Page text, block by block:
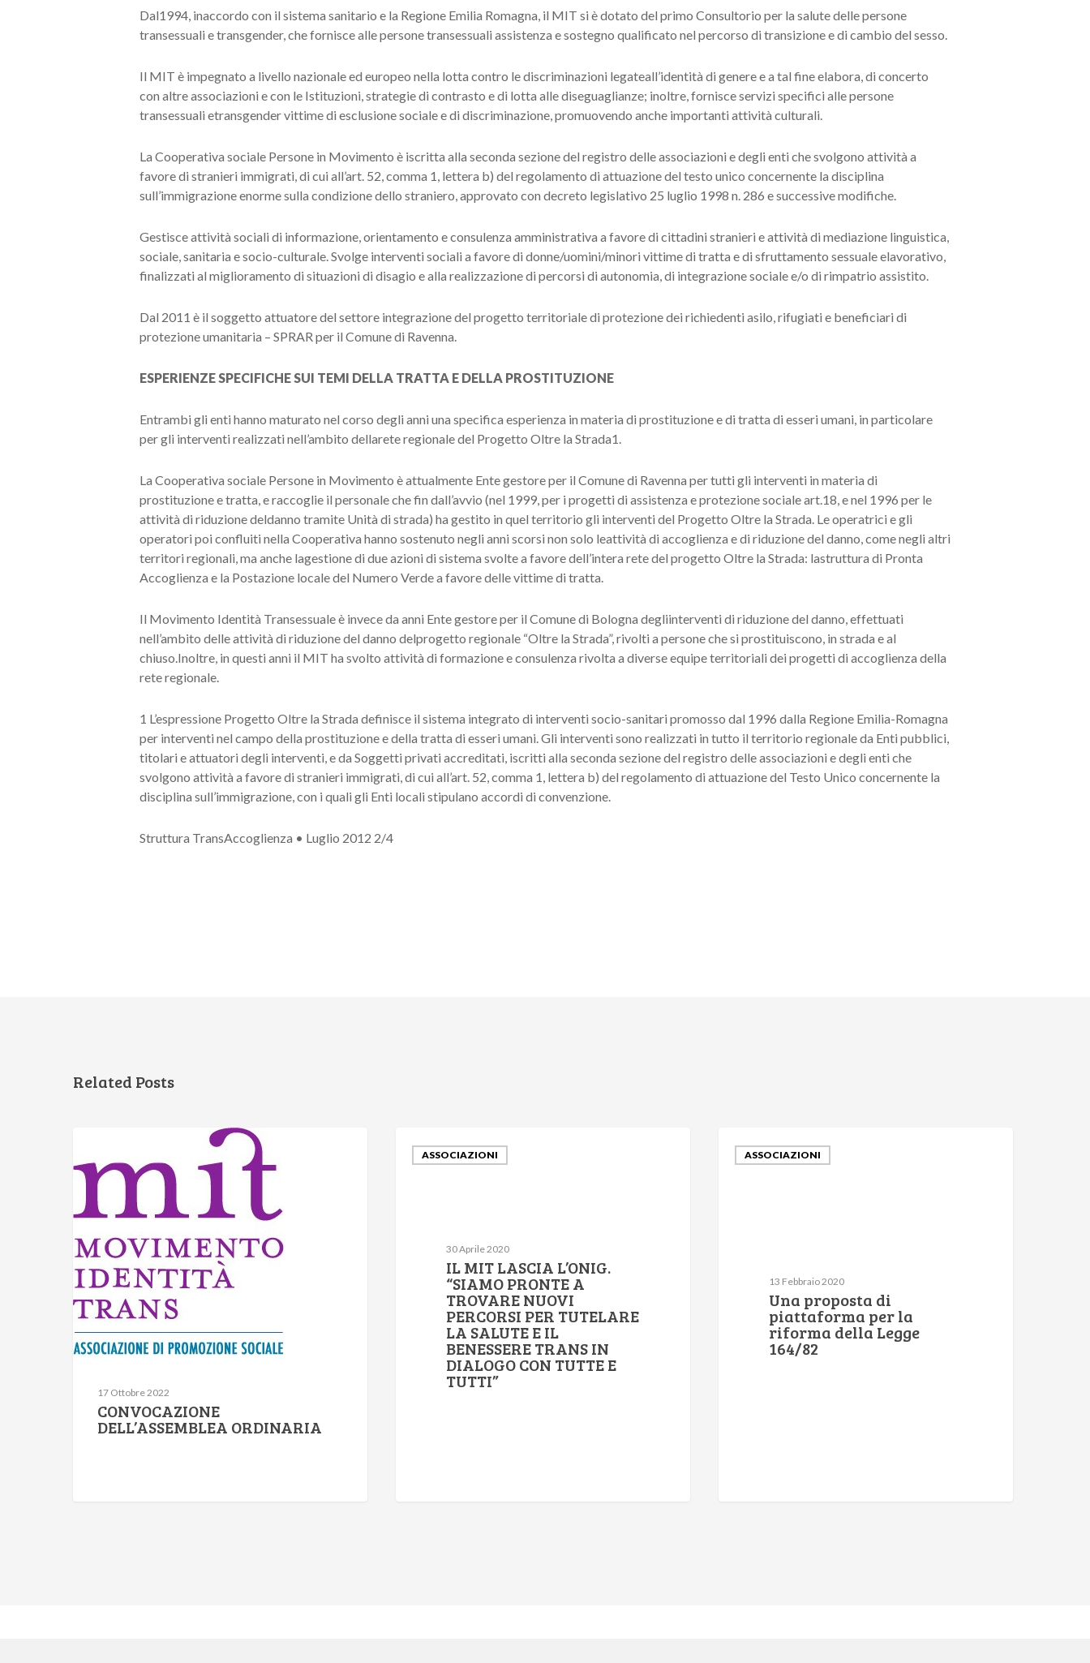
Dal1994, inaccordo con il sistema sanitario e la Regione Emilia Romagna, il MIT si è dotato del primo Consultorio per la salute delle persone
transessuali e transgender, che fornisce alle persone transessuali assistenza e sostegno qualificato nel percorso di transizione e di cambio del sesso.
Il MIT è impegnato a livello nazionale ed europeo nella lotta contro le discriminazioni legateall’identità di genere e a tal fine elabora, di concerto
con altre associazioni e con le Istituzioni, strategie di contrasto e di lotta alle diseguaglianze; inoltre, fornisce servizi specifici alle persone
transessuali etransgender vittime di esclusione sociale e di discriminazione, promuovendo anche importanti attività culturali.
La Cooperativa sociale Persone in Movimento è iscritta alla seconda sezione del registro delle associazioni e degli enti che svolgono attività a
favore di stranieri immigrati, di cui all’art. 52, comma 1, lettera b) del regolamento di attuazione del testo unico concernente la disciplina
sull’immigrazione enorme sulla condizione dello straniero, approvato con decreto legislativo 25 luglio 1998 n. 286 e successive modifiche.
Gestisce attività sociali di informazione, orientamento e consulenza amministrativa a favore di cittadini stranieri e attività di mediazione linguistica,
sociale, sanitaria e socio-culturale. Svolge interventi sociali a favore di donne/uomini/minori vittime di tratta e di sfruttamento sessuale elavorativo,
finalizzati al miglioramento di situazioni di disagio e alla realizzazione di percorsi di autonomia, di integrazione sociale e/o di rimpatrio assistito.
Dal 2011 è il soggetto attuatore del settore integrazione del progetto territoriale di protezione dei richiedenti asilo, rifugiati e beneficiari di
protezione umanitaria – SPRAR per il Comune di Ravenna.
ESPERIENZE SPECIFICHE SUI TEMI DELLA TRATTA E DELLA PROSTITUZIONE
Entrambi gli enti hanno maturato nel corso degli anni una specifica esperienza in materia di prostituzione e di tratta di esseri umani, in particolare
per gli interventi realizzati nell’ambito dellarete regionale del Progetto Oltre la Strada1.
La Cooperativa sociale Persone in Movimento è attualmente Ente gestore per il Comune di Ravenna per tutti gli interventi in materia di
prostituzione e tratta, e raccoglie il personale che fin dall’avvio (nel 1999, per i progetti di assistenza e protezione sociale art.18, e nel 1996 per le
attività di riduzione deldanno tramite Unità di strada) ha gestito in quel territorio gli interventi del Progetto Oltre la Strada. Le operatrici e gli
operatori poi confluiti nella Cooperativa hanno sostenuto negli anni scorsi non solo leattività di accoglienza e di riduzione del danno, come negli altri
territori regionali, ma anche lagestione di due azioni di sistema svolte a favore dell’intera rete del progetto Oltre la Strada: lastruttura di Pronta
Accoglienza e la Postazione locale del Numero Verde a favore delle vittime di tratta.
Il Movimento Identità Transessuale è invece da anni Ente gestore per il Comune di Bologna degliinterventi di riduzione del danno, effettuati
nell’ambito delle attività di riduzione del danno delprogetto regionale “Oltre la Strada”, rivolti a persone che si prostituiscono, in strada e al
chiuso.Inoltre, in questi anni il MIT ha svolto attività di formazione e consulenza rivolta a diverse equipe territoriali dei progetti di accoglienza della
rete regionale.
1 L’espressione Progetto Oltre la Strada definisce il sistema integrato di interventi socio-sanitari promosso dal 1996 dalla Regione Emilia-Romagna
per interventi nel campo della prostituzione e della tratta di esseri umani. Gli interventi sono realizzati in tutto il territorio regionale da Enti pubblici,
titolari e attuatori degli interventi, e da Soggetti privati accreditati, iscritti alla seconda sezione del registro delle associazioni e degli enti che
svolgono attività a favore di stranieri immigrati, di cui all’art. 52, comma 1, lettera b) del regolamento di attuazione del Testo Unico concernente la
disciplina sull’immigrazione, con i quali gli Enti locali stipulano accordi di convenzione.
Struttura TransAccoglienza • Luglio 2012 2/4
Related Posts
17 Ottobre 2022
CONVOCAZIONE
DELL’ASSEMBLEA ORDINARIA
ASSOCIAZIONI
30 Aprile 2020
IL MIT LASCIA L’ONIG.
“SIAMO PRONTE A
TROVARE NUOVI
PERCORSI PER TUTELARE
LA SALUTE E IL
BENESSERE TRANS IN
DIALOGO CON TUTTE E
TUTTI”
ASSOCIAZIONI
13 Febbraio 2020
Una proposta di
piattaforma per la
riforma della Legge
164/82